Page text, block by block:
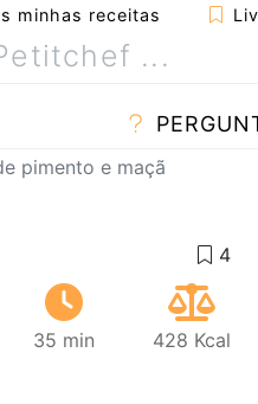
minhas receitas
pimento e maçã
35 min 428 Kcal